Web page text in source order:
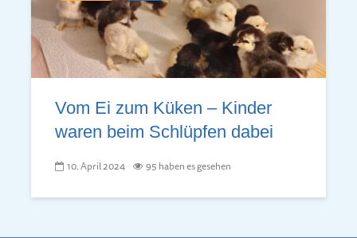
Vom Ei zum Küken – Kinder
waren beim Schlüpfen dabei
10. April 2024 95 haben es gesehen